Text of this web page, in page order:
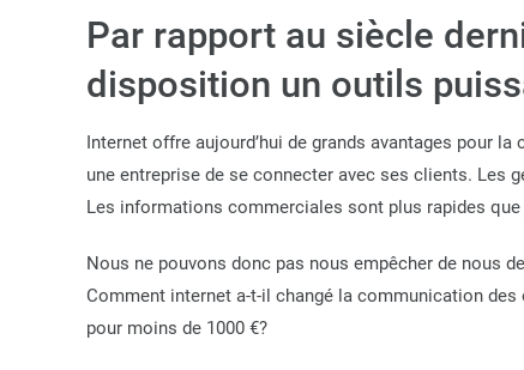
Par rapport au siècle
disposition un outils
Internet offre aujourd’hui de grands avantages pour
une entreprise de se connecter avec ses clients. Les
Les informations commerciales sont plus rapides
Nous ne pouvons donc pas nous empêcher de nous
Comment internet a-t-il changé la communication
pour moins de 1000 €?